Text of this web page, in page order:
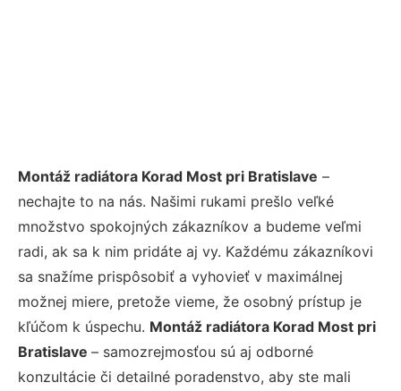
Montáž radiátora Korad Most pri Bratislave –
nechajte to na nás. Našimi rukami prešlo veľké
množstvo spokojných zákazníkov a budeme veľmi
radi, ak sa k nim pridáte aj vy. Každému zákazníkovi
sa snažíme prispôsobiť a vyhovieť v maximálnej
možnej miere, pretože vieme, že osobný prístup je
kľúčom k úspechu. Montáž radiátora Korad Most pri
Bratislave – samozrejmosťou sú aj odborné
konzultácie či detailné poradenstvo, aby ste mali